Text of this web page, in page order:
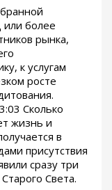
или более
рынка,
к услугам
росте
Сколько
жизнь и
в
присутствия
сразу три
Света.